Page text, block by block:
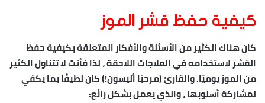
كيفية حفظ قشر الموز
كان هناك الكثير من الأسئلة والأفكار المتعلقة بكيفية حفظ
القشر لاستخدامه في العلاجات اللاحقة ، لذا فأنت لا تتناول الكثير
من الموز يوميًا. والقارئ (مرحبًا أليسون!) كان لطيفًا بما يكفي
لمشاركة أسلوبها ، والذي يعمل بشكل رائع: